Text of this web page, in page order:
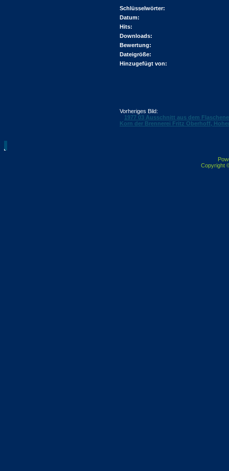
Schlüsselwörter:
Datum:
Hits:
Downloads:
Bewertung:
Dateigröße:
Hinzugefügt von:
Vorheriges Bild:
1977 03 Ausschnitt aus dem
Korn der Brennerei Fritz Oberhoff,
Copyright